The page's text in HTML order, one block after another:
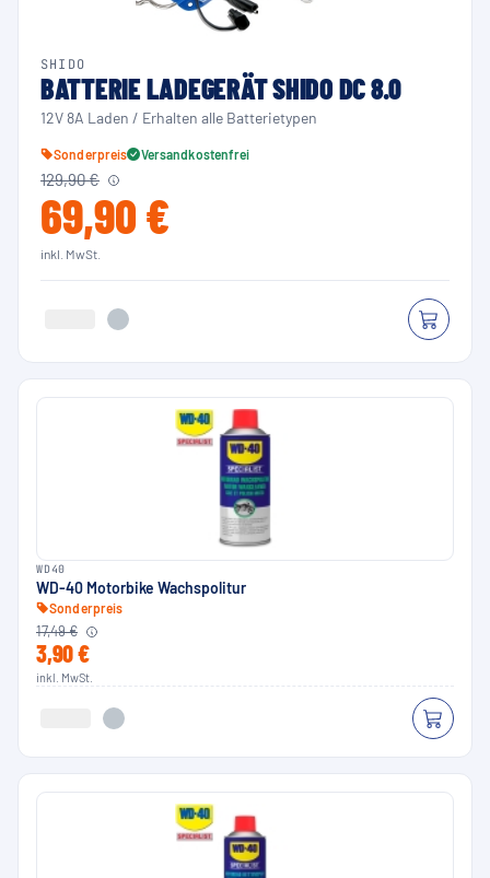
SHIDO
BATTERIE LADEGERÄT SHIDO DC 8.0
12V 8A Laden / Erhalten alle Batterietypen
Sonderpreis Versandkostenfrei
129,90 €
69,90 €
inkl. MwSt.
WD40
WD-40 Motorbike Wachspolitur
Sonderpreis
17,49 €
3,90 €
inkl. MwSt.